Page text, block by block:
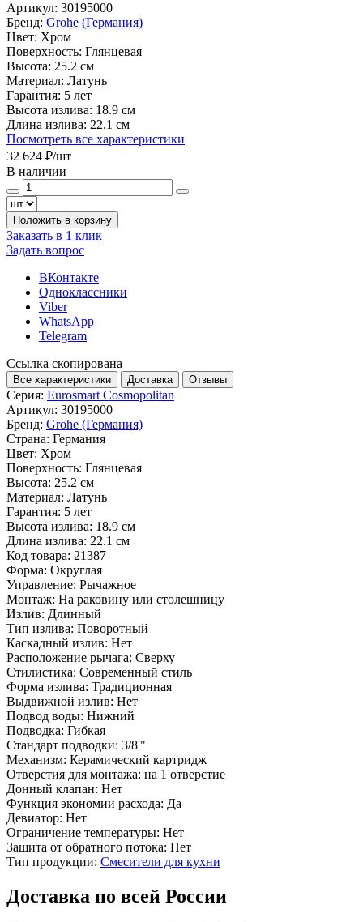
Артикул: 30195000
Бренд: Grohe (Германия)
Цвет: Хром
Поверхность: Глянцевая
Высота: 25.2 см
Материал: Латунь
Гарантия: 5 лет
Высота излива: 18.9 см
Длина излива: 22.1 см
Посмотреть все характеристики
32 624 ₽/шт
В наличии
Положить в корзину
Заказать в 1 клик
Задать вопрос
ВКонтакте
Одноклассники
Viber
WhatsApp
Telegram
Ссылка скопирована
Все характеристики Доставка Отзывы
Серия: Eurosmart Cosmopolitan
Артикул: 30195000
Бренд: Grohe (Германия)
Страна: Германия
Цвет: Хром
Поверхность: Глянцевая
Высота: 25.2 см
Материал: Латунь
Гарантия: 5 лет
Высота излива: 18.9 см
Длина излива: 22.1 см
Код товара: 21387
Форма: Округлая
Управление: Рычажное
Монтаж: На раковину или столешницу
Излив: Длинный
Тип излива: Поворотный
Каскадный излив: Нет
Расположение рычага: Сверху
Стилистика: Современный стиль
Форма излива: Традиционная
Выдвижной излив: Нет
Подвод воды: Нижний
Подводка: Гибкая
Стандарт подводки: 3/8'"
Механизм: Керамический картридж
Отверстия для монтажа: на 1 отверстие
Донный клапан: Нет
Функция экономии расхода: Да
Девиатор: Нет
Ограничение температуры: Нет
Защита от обратного потока: Нет
Тип продукции: Смесители для кухни
Доставка по всей России